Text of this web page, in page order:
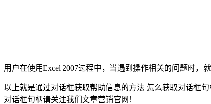
用户在使用Excel 2007过程中，当遇到操作相关的问题时，
以上就是通过对话框获取帮助信息的方法 怎么获取对话框
对话框句柄请关注我们文章营销官网！